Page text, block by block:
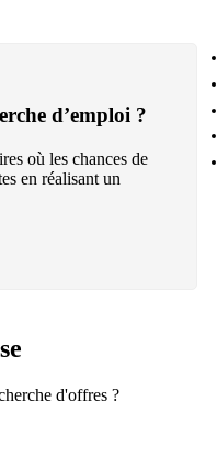
d’emploi ?
où les chances de
en réalisant un
d'offres ?